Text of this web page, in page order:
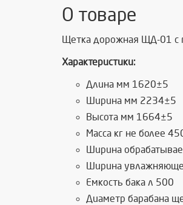
О товаре
Щетка дорожная ЩД-01
Характеристики:
Длина мм 1620±5
Ширина мм 2234±5
Высота мм 1664±5
Масса кг не более
Ширина
Ширина
Емкость бака л 500
Диаметр барабана